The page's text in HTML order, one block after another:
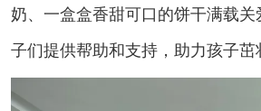
奶、一盒盒香甜可口的饼干满载
子们提供帮助和支持，助力孩子茁